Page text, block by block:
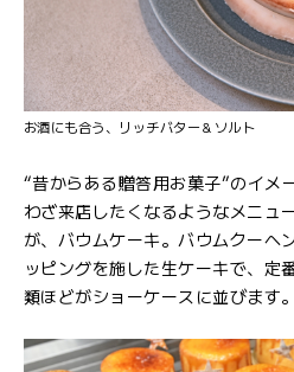
お酒にも合う、リッチバター＆ソルト
“昔からある贈答用お菓子”のイメ
わざ来店したくなるようなメニュ
が、バウムケーキ。バウムクーヘ
ッピングを施した生ケーキで、定
類ほどがショーケースに並びます。